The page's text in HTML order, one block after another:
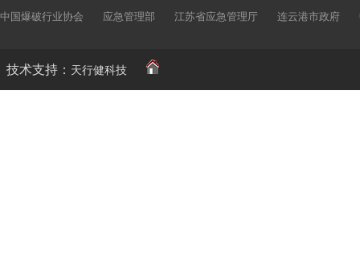
中国爆破行业协会 应急管理部 江苏省应急管理厅 连云港市政府
技术支持： 天行健科技